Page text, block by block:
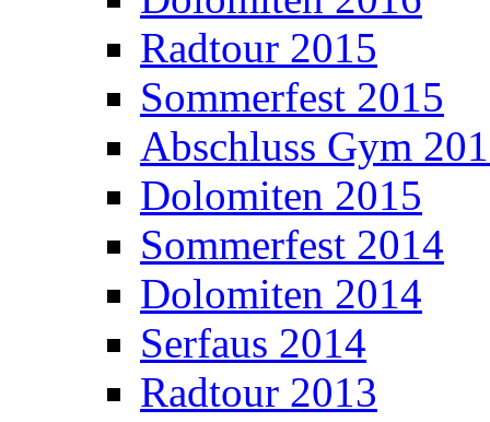
Radtour 2015
Sommerfest 2015
Abschluss Gym
Dolomiten 2015
Sommerfest 2014
Dolomiten 2014
Serfaus 2014
Radtour 2013